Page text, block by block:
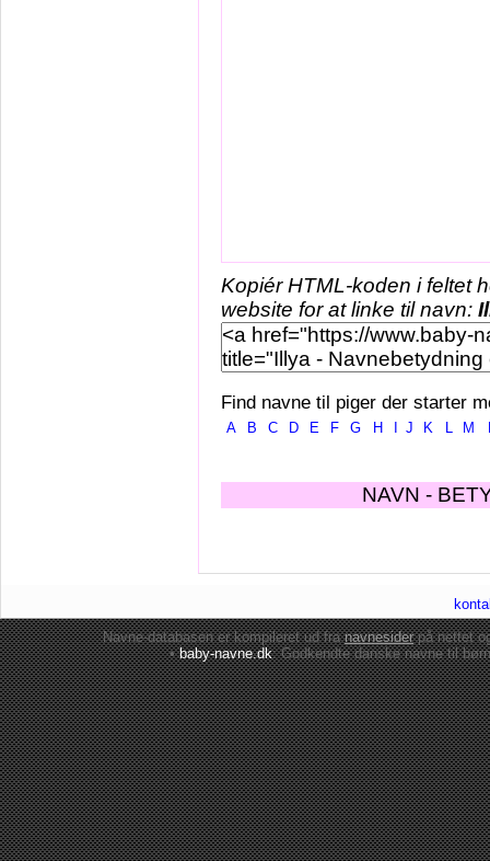
Kopiér HTML-koden i feltet
website for at linke til navn:
Find navne til piger der starter
A B C D E F G H J K L M
NAVN -
Navne-databasen er kompileret ud franavnesiderpå nettet
•baby-navne.dk: Godkendte danskenavne til børn